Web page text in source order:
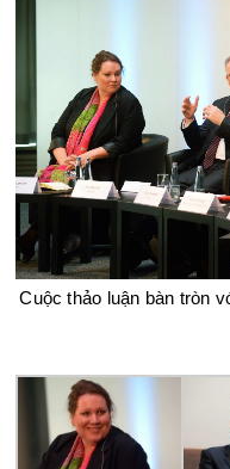
Cuộc thảo luận bàn tròn